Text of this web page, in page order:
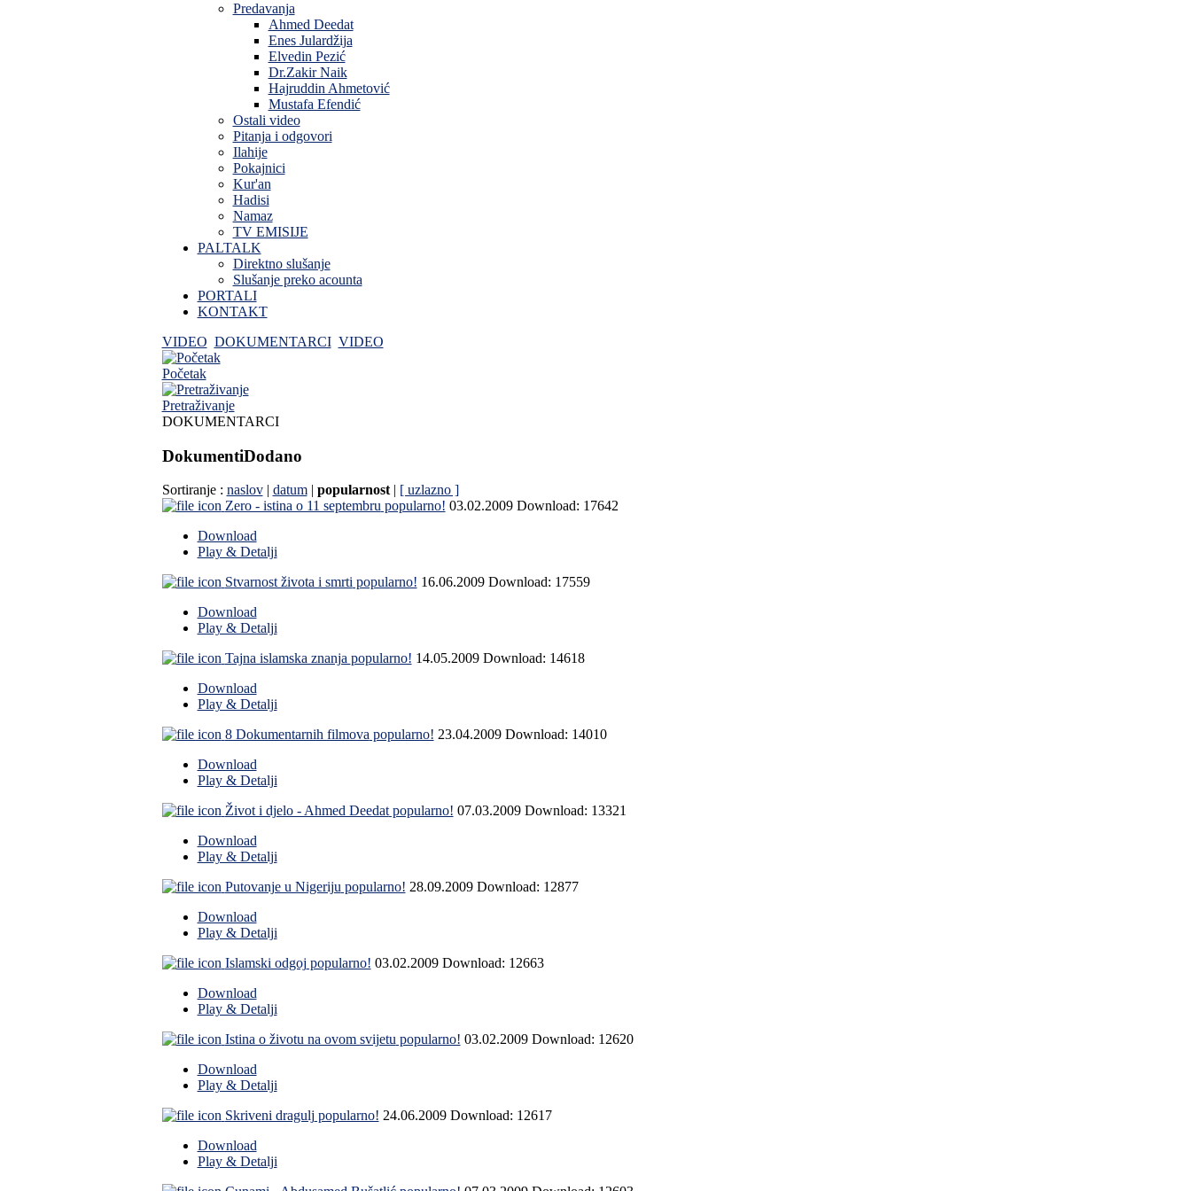
Predavanja
Ahmed Deedat
Enes Julardžija
Elvedin Pezić
Dr.Zakir Naik
Hajruddin Ahmetović
Mustafa Efendić
Ostali video
Pitanja i odgovori
Ilahije
Pokajnici
Kur'an
Hadisi
Namaz
TV EMISIJE
PALTALK
Direktno slušanje
Slušanje preko acounta
PORTALI
KONTAKT
VIDEO DOKUMENTARCI VIDEO
Početak
Pretraživanje
DOKUMENTARCI
DokumentiDodano
Sortiranje : naslov| datum| popularnost | [ uzlazno ]
Zero - istina o 11 septembrupopularno! 03.02.2009 Download: 17642
Download
Play & Detalji
Stvarnost života i smrtipopularno! 16.06.2009 Download: 17559
Download
Play & Detalji
Tajna islamska znanja popularno! 14.05.2009 Download: 14618
Download
Play & Detalji
8 Dokumentarnih filmovapopularno! 23.04.2009 Download: 14010
Download
Play & Detalji
Život i djelo - Ahmed Deedatpopularno! 07.03.2009 Download: 13321
Download
Play & Detalji
Putovanje u Nigerijupopularno! 28.09.2009 Download: 12877
Download
Play & Detalji
Islamski odgoj popularno! 03.02.2009 Download: 12663
Download
Play & Detalji
Istina o životu na ovom svijetupopularno! 03.02.2009 Download: 12620
Download
Play & Detalji
Skriveni dragulj popularno! 24.06.2009 Download: 12617
Download
Play & Detalji